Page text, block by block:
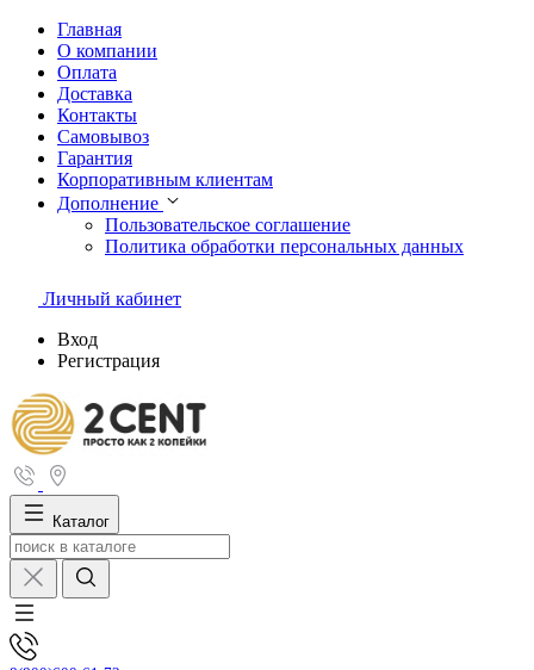
Главная
О компании
Оплата
Доставка
Контакты
Самовывоз
Гарантия
Корпоративным клиентам
Дополнение
Пользовательское соглашение
Политика обработки персональных данных
Личный кабинет
Вход
Регистрация
Каталог